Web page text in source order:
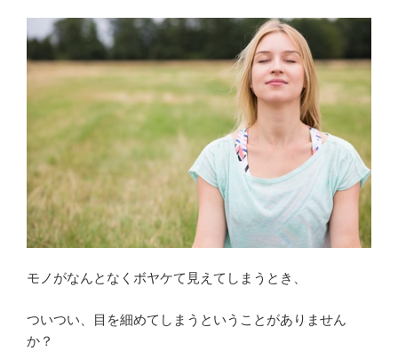
視
に
な
う
け
ど、
何
伸
る？”
の
モノがなんとなくボヤケて見えてしまうとき、
ついつい、目を細めてしまうということがありません
か？